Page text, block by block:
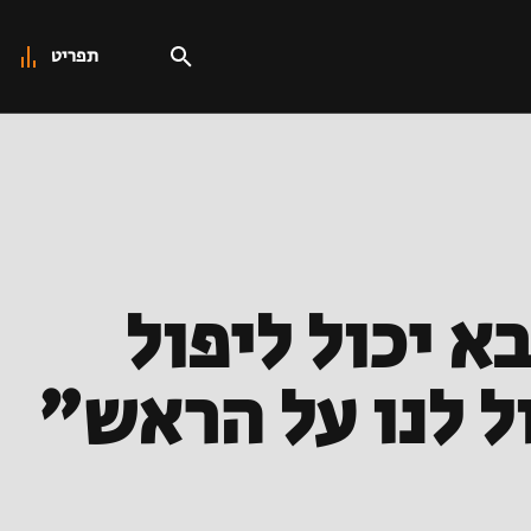
תפריט
יכול ליפול
לנו על הראש"